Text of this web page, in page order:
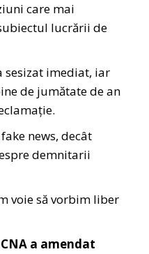
care mai
lucrării de
sesizat imediat, iar
de jumătate de an
news, decât
demnitarii
voie să vorbim liber
a amendat